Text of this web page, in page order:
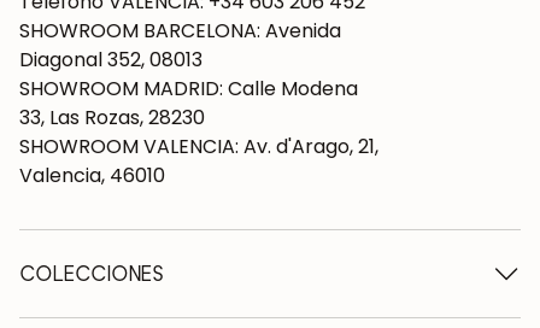
SHOWROOM BARCELONA: Avenida
Diagonal 352, 08013
SHOWROOM MADRID: Calle Modena
33, Las Rozas, 28230
SHOWROOM VALENCIA: Av. d'Arago, 21,
Valencia, 46010
COLECCIONES
Mesas de madera